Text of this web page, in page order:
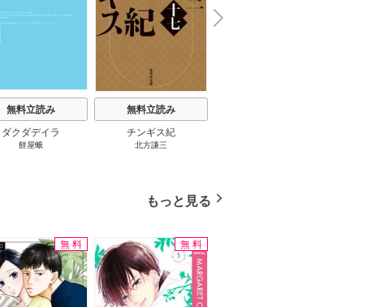
無料立読み
ダクダデイラ
餅屋蛾
無料立読み
チンギス紀
北方謙三
N
x
もっと見る
無料 無料